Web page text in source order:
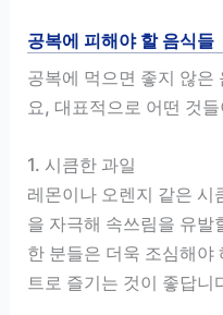
공복에 피해야 할 음식들
공복에 먹으면 좋지 않은
요, 대표적으로 어떤 것
1. 시큼한 과일
레몬이나 오렌지 같은 시
을 자극해 속쓰림을 유발
한 분들은 더욱 조심해야
트로 즐기는 것이 좋답니